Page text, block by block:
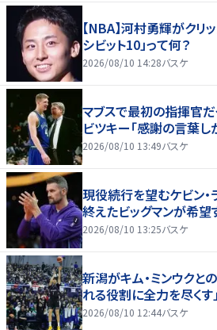
【NBA】河村勇輝がクリ
シビット10」って何？
2026/08/10 14:28バスケ
マブスで最初の指揮官
ビツキー「感謝の言葉し
2026/08/10 13:49バスケ
現役続行を望むケビン
終えたビッグマンが希望
2026/08/10 13:25バスケ
新潟がキム・ミンウクと
れる役割に全力を尽くす」
2026/08/10 12:44バスケ